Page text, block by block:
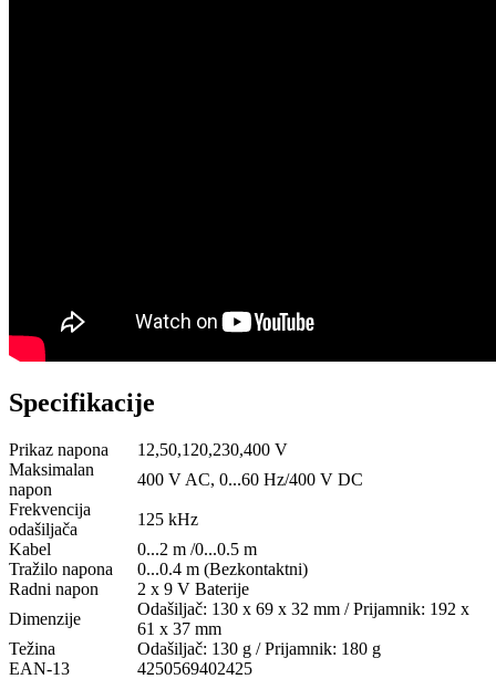
Specifikacije
Prikaz napona
12,50,120,230,400 V
Maksimalan
napon
400 V AC, 0...60 Hz/400 V DC
Frekvencija
odašiljača
125 kHz
Kabel
0...2 m /0...0.5 m
Tražilo napona
0...0.4 m (Bezkontaktni)
Radni napon
2 x 9 V Baterije
Dimenzije
Odašiljač: 130 x 69 x 32 mm / Prijamnik: 192 x
61 x 37 mm
Težina
Odašiljač: 130 g / Prijamnik: 180 g
EAN-13
4250569402425